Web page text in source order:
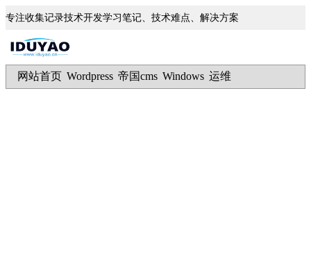
专注收集记录技术开发学习笔记、技术难点、解决方案
网站首页 Wordpress 帝国cms Windows 运维